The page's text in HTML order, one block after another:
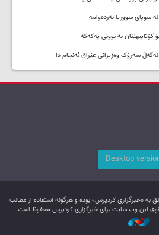
سوپای سووریا بەردەوامە
کۆتاییهێنان بە بوونی پەکەکە
سەرۆک وەزیرانی عێراق ئەنجام دا
Desktop
به «خبرگزاری کردپرس» بوده و هرگونه استفاده از مطالب
این وب سایت برای خبرگزاری کردپرس محفوظ است.